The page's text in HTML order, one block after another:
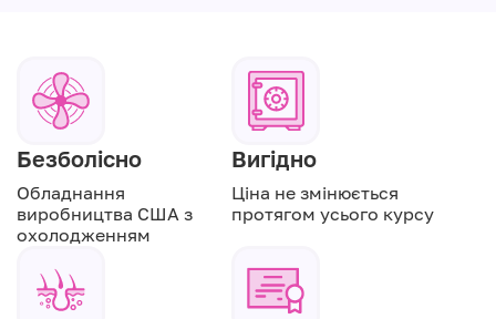
Безболісно
Обладнання
виробництва США з
охолодженням
Вигідно
Ціна не змінюється
протягом усього курсу